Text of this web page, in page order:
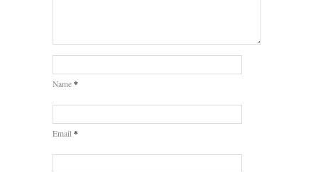
Name *
Email *